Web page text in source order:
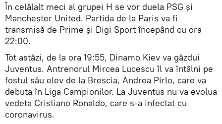
În celălalt meci al grupei H se vor duela PSG și
Manchester United. Partida de la Paris va fi
transmisă de Prime și Digi Sport începând cu ora
22:00.
Tot astăzi, de la ora 19:55, Dinamo Kiev va găzdui
Juventus. Antrenorul Mircea Lucescu îl va întâlni pe
fostul său elev de la Brescia, Andrea Pirlo, care va
debuta în Liga Campionilor. La Juventus nu va evolua
vedeta Cristiano Ronaldo, care s-a infectat cu
coronavirus.